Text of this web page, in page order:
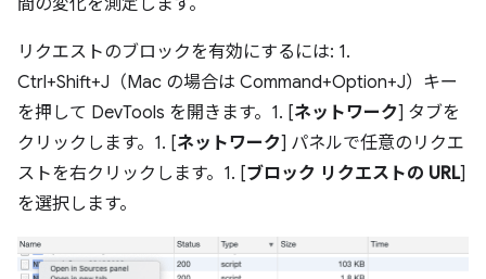
間の変化を測定します。
リクエストのブロックを有効にするには: 1.
Ctrl+Shift+J（Mac の場合は Command+Option+J）キー
を押して DevTools を開きます。1. [ネットワーク] タブを
クリックします。1. [ネットワーク] パネルで任意のリクエ
ストを右クリックします。1. [ブロック リクエストの URL]
を選択します。